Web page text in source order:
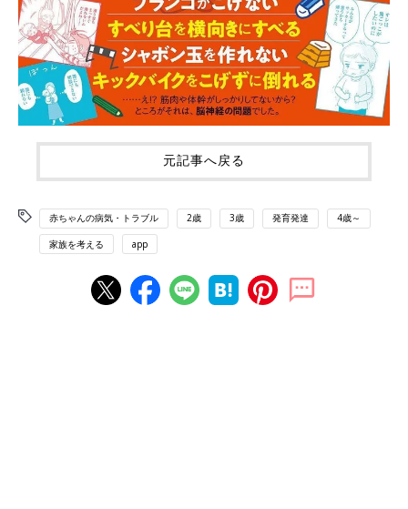
元記事へ戻る
赤ちゃんの病気・トラブル 2歳 3歳 発育発達 4歳～
家族を考える app